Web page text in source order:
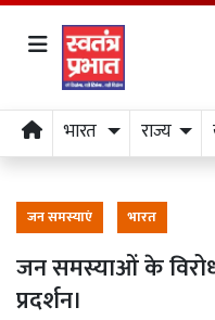
भारत राज्य
जन समस्याएं भारत
जन समस्याओं के
प्रदर्शन।